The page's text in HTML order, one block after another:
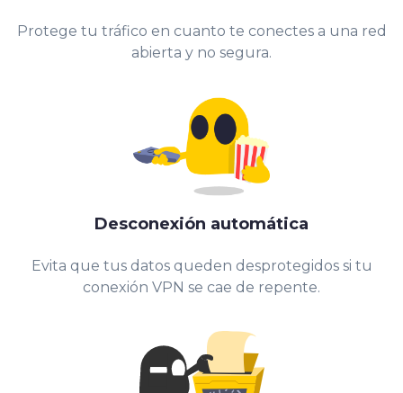
Protege tu tráfico en cuanto te conectes a una red
abierta y no segura.
Desconexión automática
Evita que tus datos queden desprotegidos si tu
conexión VPN se cae de repente.